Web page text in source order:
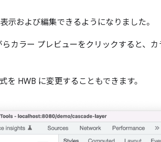
示および編集できるようになりました。
カラー プレビューをクリックすると、
を HWB に変更することもできます。